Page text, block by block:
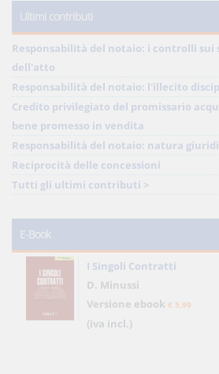
Ultimi contributi
Responsabilità del notaio: i controlli sui
dell'atto
Responsabilità del notaio: l'illecito
Credito privilegiato del promissario
bene promesso in vendita
Responsabilità del notaio: natura
Reciprocità delle concessioni
Tutti gli ultimi contributi >
E-Book
I Singoli Contratti
D. Minussi
Versione ebook € 5,99
(iva incl.)